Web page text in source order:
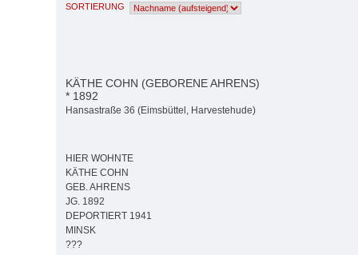
SORTIERUNG
KÄTHE COHN (GEBORENE AHRENS)
* 1892
Hansastraße 36 (Eimsbüttel, Harvestehude)
HIER WOHNTE
KÄTHE COHN
GEB. AHRENS
JG. 1892
DEPORTIERT 1941
MINSK
???